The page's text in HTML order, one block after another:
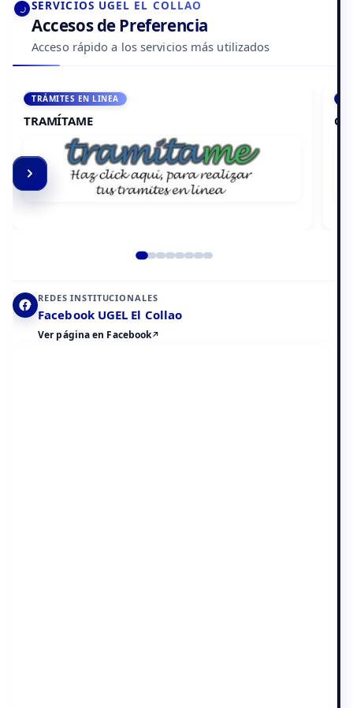
SERVICIOS UGEL EL COLLAO
Accesos de Preferencia
Acceso rápido a los servicios más utilizados
ACCEDE A AULA VIRTUAL
CAMPUS VIRTUAL
REDES INSTITUCIONALES
Facebook UGEL El Collao
Ver página en Facebook